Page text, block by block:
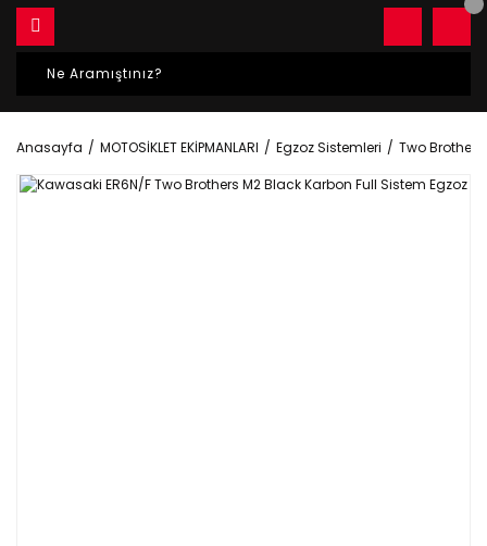
Anasayfa MOTOSİKLET EKİPMANLARI Egzoz Sistemleri Two Brothers